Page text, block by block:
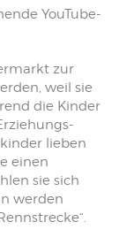
YouTube-
zur
weil sie
die Kinder
lieben
einen
sie sich
werden